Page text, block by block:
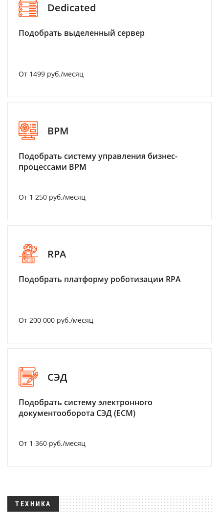
Dedicated
Подобрать выделенный сервер
От 1499 руб./месяц
BPM
Подобрать систему управления бизнес-
процессами BPM
От 1 250 руб./месяц
RPA
Подобрать платформу роботизации RPA
От 200 000 руб./месяц
СЭД
Подобрать систему электронного
документооборота СЭД (ECM)
От 1 360 руб./месяц
ТЕХНИКА